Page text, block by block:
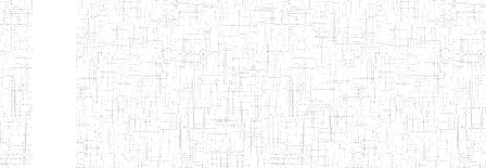
GBTTC
KUMBA
25/08/1978 ENIEG Public
GTTTC
KUMBA
13/08/2013 ENIET Public